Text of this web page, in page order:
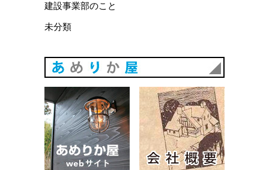
建設事業部のこと
未分類
あめりか屋WEBサイト